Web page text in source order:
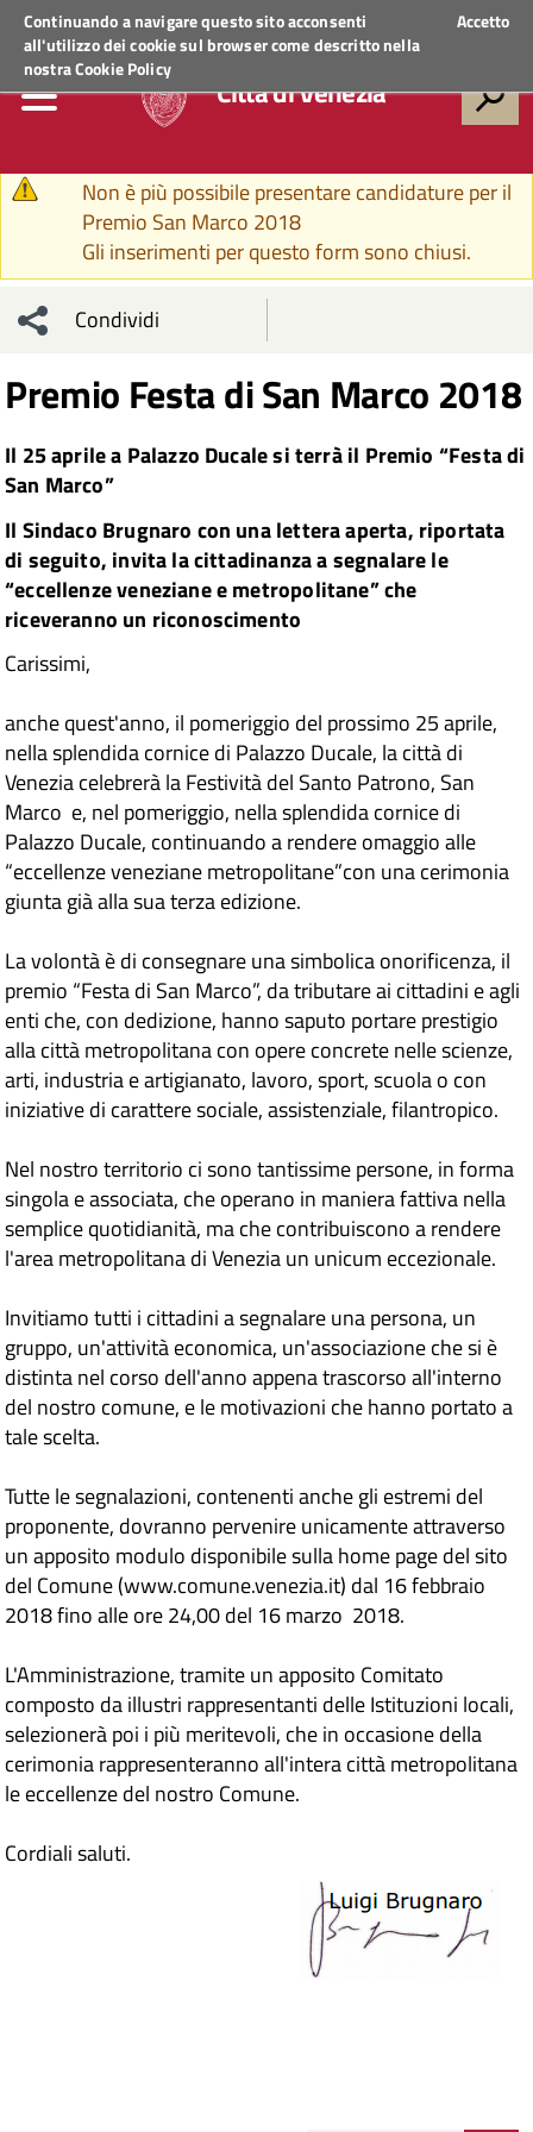
Continuando a navigare questo sito acconsenti
all'utilizzo dei cookie sul browser come descritto nella
nostraCookie Policy
Accetto
Regione Veneto ACCEDI AI SERVIZI
Città di Venezia
Messaggio di avvertimento
Non è più possibile presentare candidature per il
Premio San Marco 2018
Gli inserimenti per questo form sono chiusi.
Condividi
sui social
network
Condividi
Condividi
su
Condividi
Twitter
su
Facebook
Condividi
su
Premio Festa di San Marco 2018
Il 25 aprile a Palazzo Ducale si terrà il Premio “Festa di
San Marco”
Il Sindaco Brugnaro con una lettera aperta, riportata
di seguito, invita la cittadinanza a segnalare le
“eccellenze veneziane e metropolitane” che
riceveranno un riconoscimento
Carissimi,
anche quest'anno, il pomeriggio del prossimo 25 aprile,
nella splendida cornice di Palazzo Ducale, la città di
Venezia celebrerà la Festività del Santo Patrono, San
Marco e, nel pomeriggio, nella splendida cornice di
Palazzo Ducale, continuando a rendere omaggio alle
“eccellenze veneziane metropolitane”con una cerimonia
giunta già alla sua terza edizione.
La volontà è di consegnare una simbolica onorificenza, il
premio “Festa di San Marco”, da tributare ai cittadini e agli
enti che, con dedizione, hanno saputo portare prestigio
alla città metropolitana con opere concrete nelle scienze,
arti, industria e artigianato, lavoro, sport, scuola o con
iniziative di carattere sociale, assistenziale, filantropico.
Nel nostro territorio ci sono tantissime persone, in forma
singola e associata, che operano in maniera fattiva nella
semplice quotidianità, ma che contribuiscono a rendere
l'area metropolitana di Venezia un unicum eccezionale.
Invitiamo tutti i cittadini a segnalare una persona, un
gruppo, un'attività economica, un'associazione che si è
distinta nel corso dell'anno appena trascorso all'interno
del nostro comune, e le motivazioni che hanno portato a
tale scelta.
Tutte le segnalazioni, contenenti anche gli estremi del
proponente, dovranno pervenire unicamente attraverso
un apposito modulo disponibile sulla home page del sito
del Comune (www.comune.venezia.it) dal 16 febbraio
2018 fino alle ore 24,00 del 16 marzo 2018.
L'Amministrazione, tramite un apposito Comitato
composto da illustri rappresentanti delle Istituzioni locali,
selezionerà poi i più meritevoli, che in occasione della
cerimonia rappresenteranno all'intera città metropolitana
le eccellenze del nostro Comune.
Cordiali saluti.